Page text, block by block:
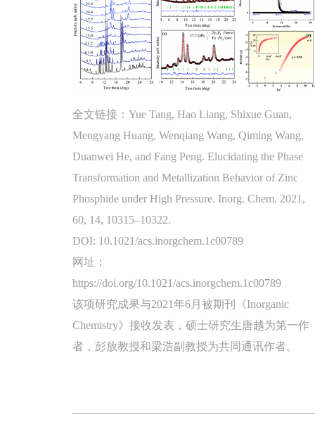
全文链接：Yue Tang, Hao Liang, Shixue Guan,
Mengyang Huang, Wenqiang Wang, Qiming Wang,
Duanwei He, and Fang Peng. Elucidating the Phase
Transformation and Metallization Behavior of Zinc
Phosphide under High Pressure. Inorg. Chem. 2021,
60, 14, 10315–10322.
DOI: 10.1021/acs.inorgchem.1c00789
网址：
https://doi.org/10.1021/acs.inorgchem.1c00789
该项研究成果与2021年6月被期刊《Inorganic
Chemistry》接收发表，硕士研究生唐越为第一作
者，彭放教授和梁浩副教授为共同通讯作者。